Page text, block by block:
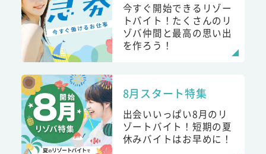
今すぐ開始できるリゾー
トバイト！たくさんのリ
ゾバ仲間と最高の思い出
を作ろう！
8月スタート特集
出会いいっぱい8月のリ
ゾートバイト！短期の夏
休みバイトはお早めに！